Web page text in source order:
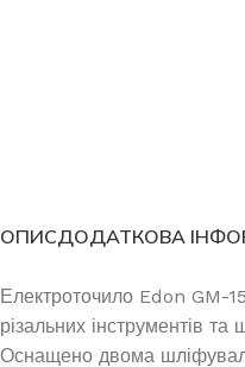
ОПИСДОДАТКОВА
Електроточило Edon GM-
різальних інструментів
Оснащено двома